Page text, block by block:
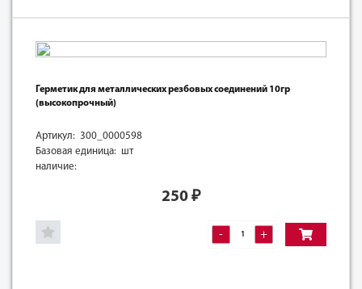
Герметик для металлических резбовых соединений 10гр
(высокопрочный)
Артикул: 300_0000598
Базовая единица: шт
наличие:
250 ₽
- +